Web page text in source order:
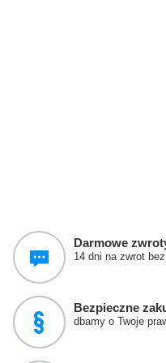
Darmowe
14 dni na zwrot
Bezpieczne
dbamy o Twoje